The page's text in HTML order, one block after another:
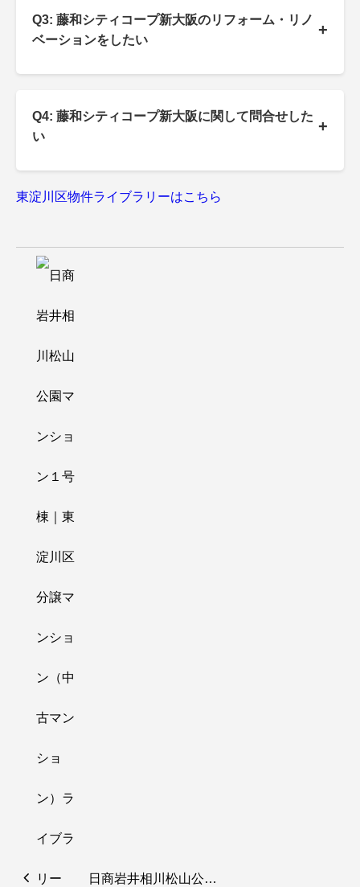
Q3: 藤和シティコープ新大阪のリフォーム・リノ
ベーションをしたい
+
Q4: 藤和シティコープ新大阪に関して問合せした
い
+
東淀川区物件ライブラリーはこちら
日商岩井相川松山公…